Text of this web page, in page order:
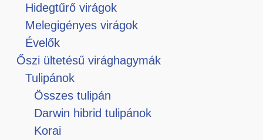
Hidegtűrő virágok
Melegigényes virágok
Évelők
Őszi ültetésű virághagymák
Tulipánok
Összes tulipán
Darwin hibrid tulipánok
Korai